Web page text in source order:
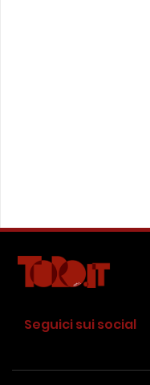
Seguici sui social